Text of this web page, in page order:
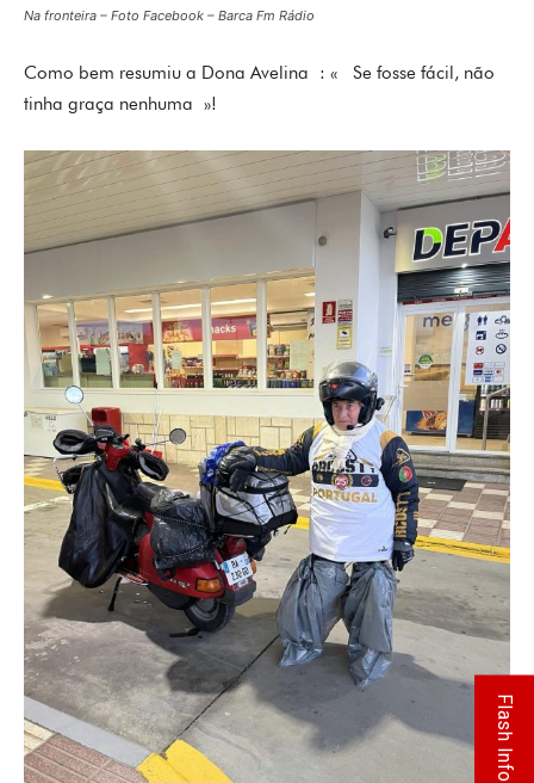
Na fronteira – Foto Facebook – Barca Fm Rádio
Como bem resumiu a Dona Avelina : « Se fosse fácil, não
tinha graça nenhuma »!
Flash Info